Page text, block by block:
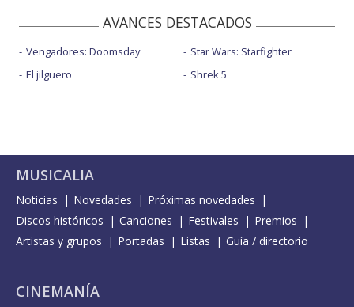
AVANCES DESTACADOS
Vengadores: Doomsday
El jilguero
Star Wars: Starfighter
Shrek 5
MUSICALIA
Noticias Novedades
Próximas novedades
Discos históricos
Canciones Festivales
Premios
Artistas y grupos
Portadas Listas Guía / directorio
CINEMANÍA